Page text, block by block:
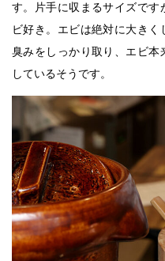
す。片手に収まるサイズです
ビ好き。エビは絶対に大き
臭みをしっかり取り、エビ本
しているそうです。